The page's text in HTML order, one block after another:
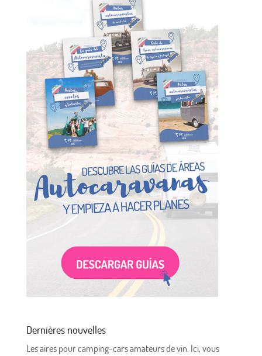
Dernières nouvelles
Les aires pour camping-cars amateurs de vin. Ici, vous